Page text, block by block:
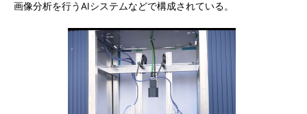
画像分析を行うAIシステムなどで構成されている。